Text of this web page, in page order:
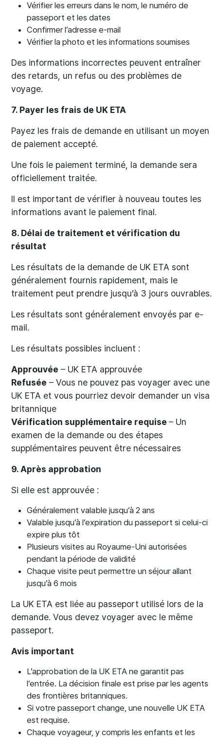
Vérifier les erreurs dans le nom, le numéro de
passeport et les dates
Confirmer l’adresse e-mail
Vérifier la photo et les informations soumises
Des informations incorrectes peuvent entraîner
des retards, un refus ou des problèmes de
voyage.
7. Payer les frais de UK ETA
Payez les frais de demande en utilisant un moyen
de paiement accepté.
Une fois le paiement terminé, la demande sera
officiellement traitée.
Il est important de vérifier à nouveau toutes les
informations avant le paiement final.
8. Délai de traitement et vérification du
résultat
Les résultats de la demande de UK ETA sont
généralement fournis rapidement, mais le
traitement peut prendre jusqu’à 3 jours ouvrables.
Les résultats sont généralement envoyés par e-
mail.
Les résultats possibles incluent :
Approuvée – UK ETA approuvée
Refusée – Vous ne pouvez pas voyager avec une
UK ETA et vous pourriez devoir demander un visa
britannique
Vérification supplémentaire requise – Un
examen de la demande ou des étapes
supplémentaires peuvent être nécessaires
9. Après approbation
Si elle est approuvée :
Généralement valable jusqu’à 2 ans
Valable jusqu’à l’expiration du passeport si celui-ci
expire plus tôt
Plusieurs visites au Royaume-Uni autorisées
pendant la période de validité
Chaque visite peut permettre un séjour allant
jusqu’à 6 mois
La UK ETA est liée au passeport utilisé lors de la
demande. Vous devez voyager avec le même
passeport.
Avis important
L’approbation de la UK ETA ne garantit pas
l’entrée. La décision finale est prise par les agents
des frontières britanniques.
Si votre passeport change, une nouvelle UK ETA
est requise.
Chaque voyageur, y compris les enfants et les